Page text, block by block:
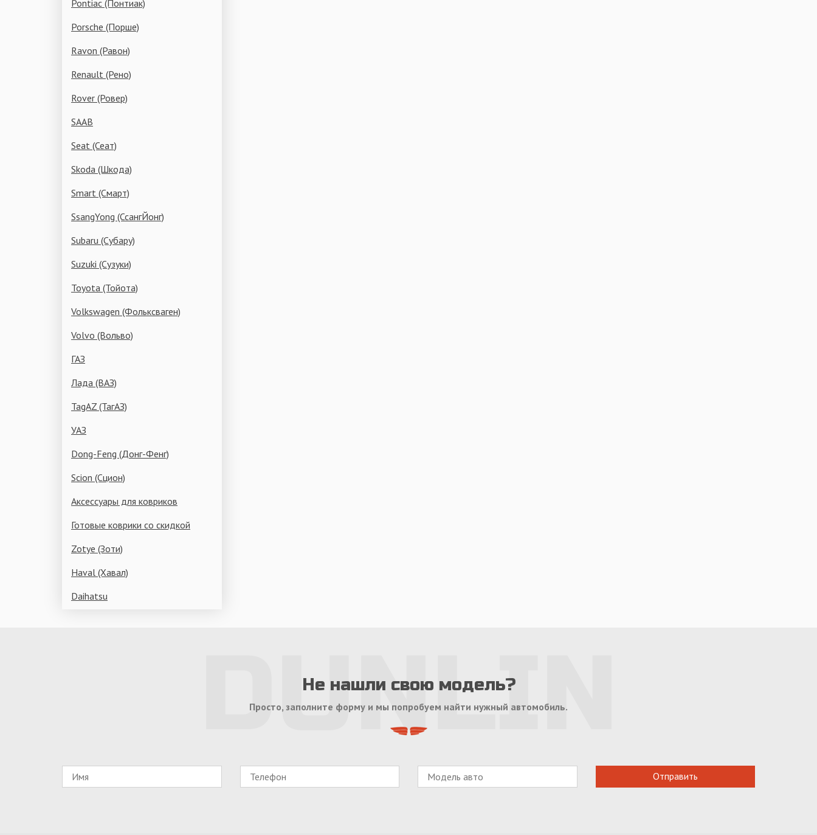
Pontiac (Понтиак)
Porsche (Порше)
Ravon (Равон)
Renault (Рено)
Rover (Ровер)
SAAB
Seat (Сеат)
Skoda (Шкода)
Smart (Смарт)
SsangYong (СсангЙонг)
Subaru (Субару)
Suzuki (Сузуки)
Toyota (Тойота)
Volkswagen (Фольксваген)
Volvo (Вольво)
ГАЗ
Лада (ВАЗ)
TagAZ (ТагАЗ)
УАЗ
Dong-Feng (Донг-Фенг)
Scion (Сцион)
Аксессуары для ковриков
Готовые коврики со скидкой
Zotye (Зоти)
Haval (Хавал)
Daihatsu
Не нашли свою модель?
Просто, заполните форму и мы попробуем найти нужный автомобиль.